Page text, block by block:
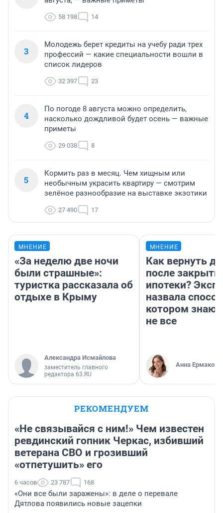
58 198 14
3
Молодежь берет кредиты на учебу ради трех
профессий — какие специальности вошли в
список лидеров
32 397 23
4
По погоде 8 августа можно определить,
насколько дождливой будет осень — важные
приметы
29 038 8
5
Кормить раз в месяц. Чем хищным или
необычным украсить квартиру — смотрим
зелёное разнообразие на выставке экзотики
27 490 17
МНЕНИЕ
«За неделю две ночи
были страшные»:
туристка рассказала об
отдыхе в Крыму
Александра Исмайлова
заместитель главного
редактора 63.RU
МНЕНИЕ
Как вернуть
после
ипотеки?
назвала
котором
не все
Анна Ермакова
РЕКОМЕНДУЕМ
«Не связывайся с ним!» Чем известен
ревдинский гопник Черкас, избивший
ветерана СВО и грозивший
«отпетушить» его
6 часов 23 787 168
«Они все были заражены»: в деле о перевале
Дятлова появились новые зацепки